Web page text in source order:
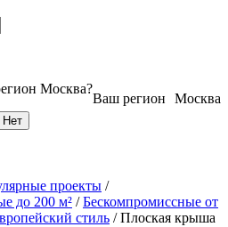
Москва
Ваш регион
Москва?
проекты /
до 200 м² /Бескомпромиссные от
стиль /Плоская крыша